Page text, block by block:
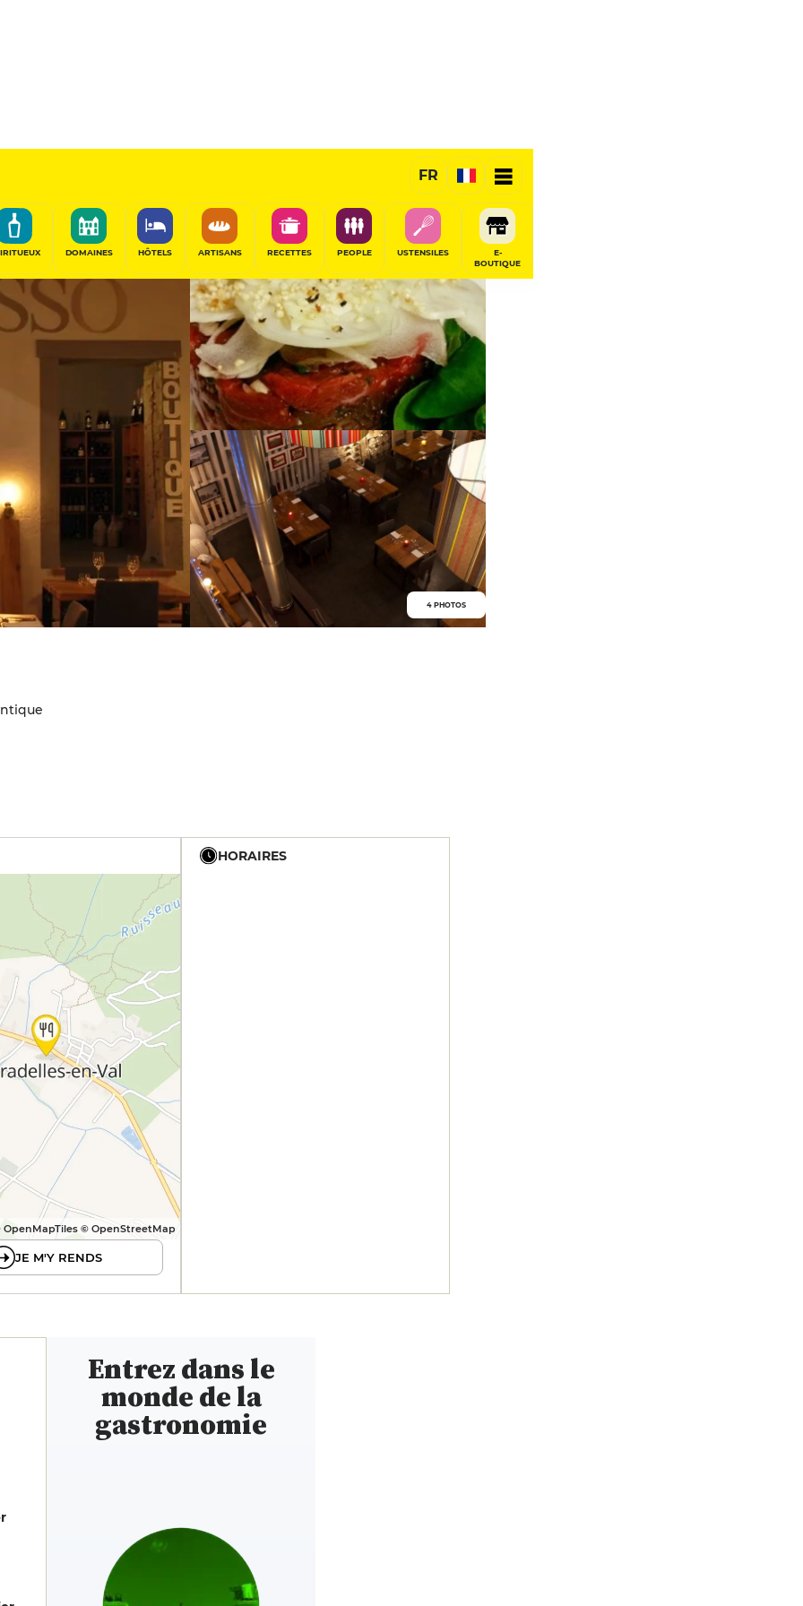
FR
DOMAINES HÔTELS ARTISANS RECETTES PEOPLE USTENSILES
E-
BOUTIQUE
4 PHOTOS
OpenMapTiles © OpenStreetMap
JE M'Y RENDS
HORAIRES
Entrez dans le
monde de la
gastronomie